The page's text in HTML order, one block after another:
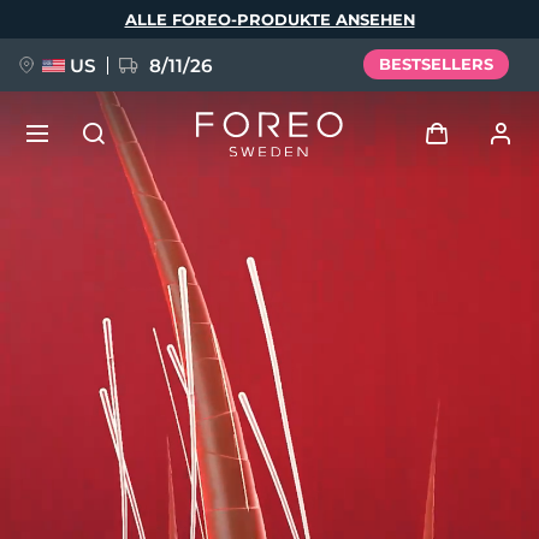
ALLE FOREO-PRODUKTE ANSEHEN
US 8/11/26 BESTSELLERS
Meine Adressen
Meine Abonnements
FAQ™ Pure Beauty-Tech Elixir
BREAKING NEWS
issa™ Teeth Whitening Set
English Deutsch
Français
Italiano
Svenska
简体中文